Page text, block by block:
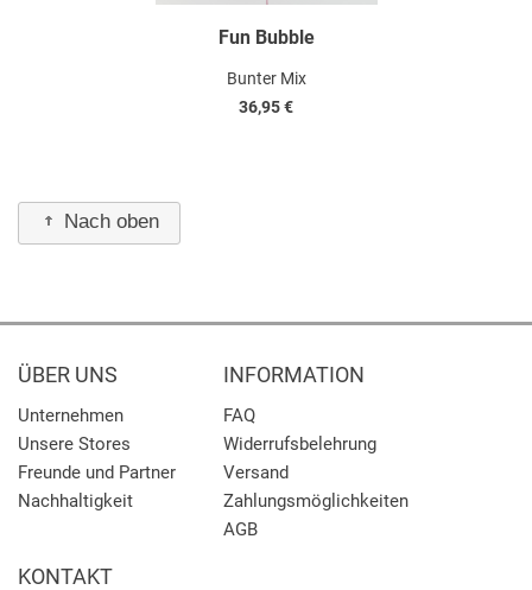
Fun Bubble
Bunter Mix
36,95 €
Nach oben
ÜBER UNS
Unternehmen
Unsere Stores
Freunde und Partner
Nachhaltigkeit
INFORMATION
FAQ
Widerrufsbelehrung
Versand
Zahlungsmöglichkeiten
AGB
KONTAKT